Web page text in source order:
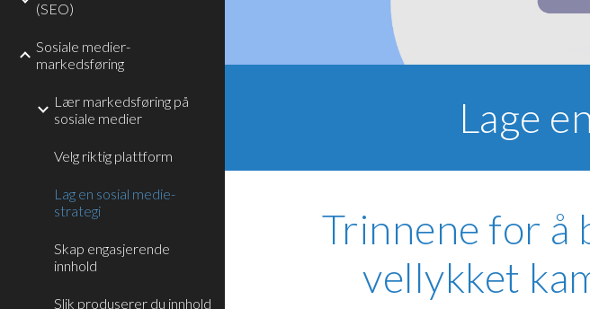
(SEO)
Sosiale medier-
markedsføring
Lær markedsføring på
sosiale medier
Velg riktig plattform
Lag en sosial medie-
strategi
Skap engasjerende
innhold
Slik produserer du innhold
Lage
Trinnene for å
vellykket